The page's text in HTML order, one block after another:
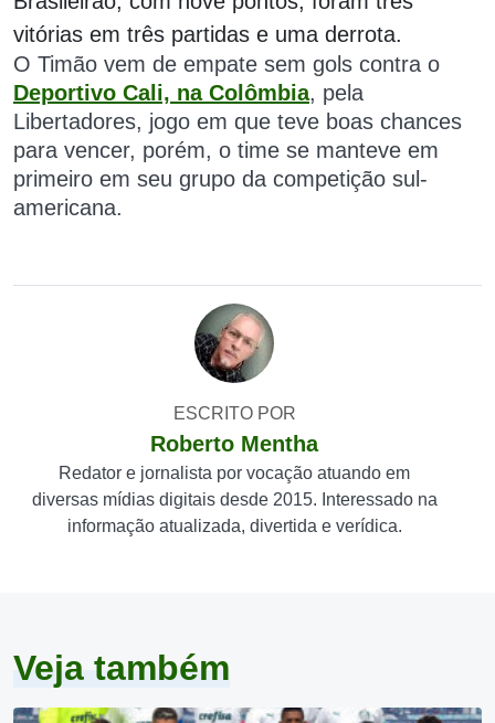
vitórias em três partidas e uma derrota.
O Timão vem de empate sem gols contra o
Deportivo Cali, na Colômbia, pela
Libertadores, jogo em que teve boas chances
para vencer, porém, o time se manteve em
primeiro em seu grupo da competição sul-
americana.
ESCRITO POR
Roberto Mentha
Redator e jornalista por vocação atuando em
diversas mídias digitais desde 2015. Interessado na
informação atualizada, divertida e verídica.
Veja também